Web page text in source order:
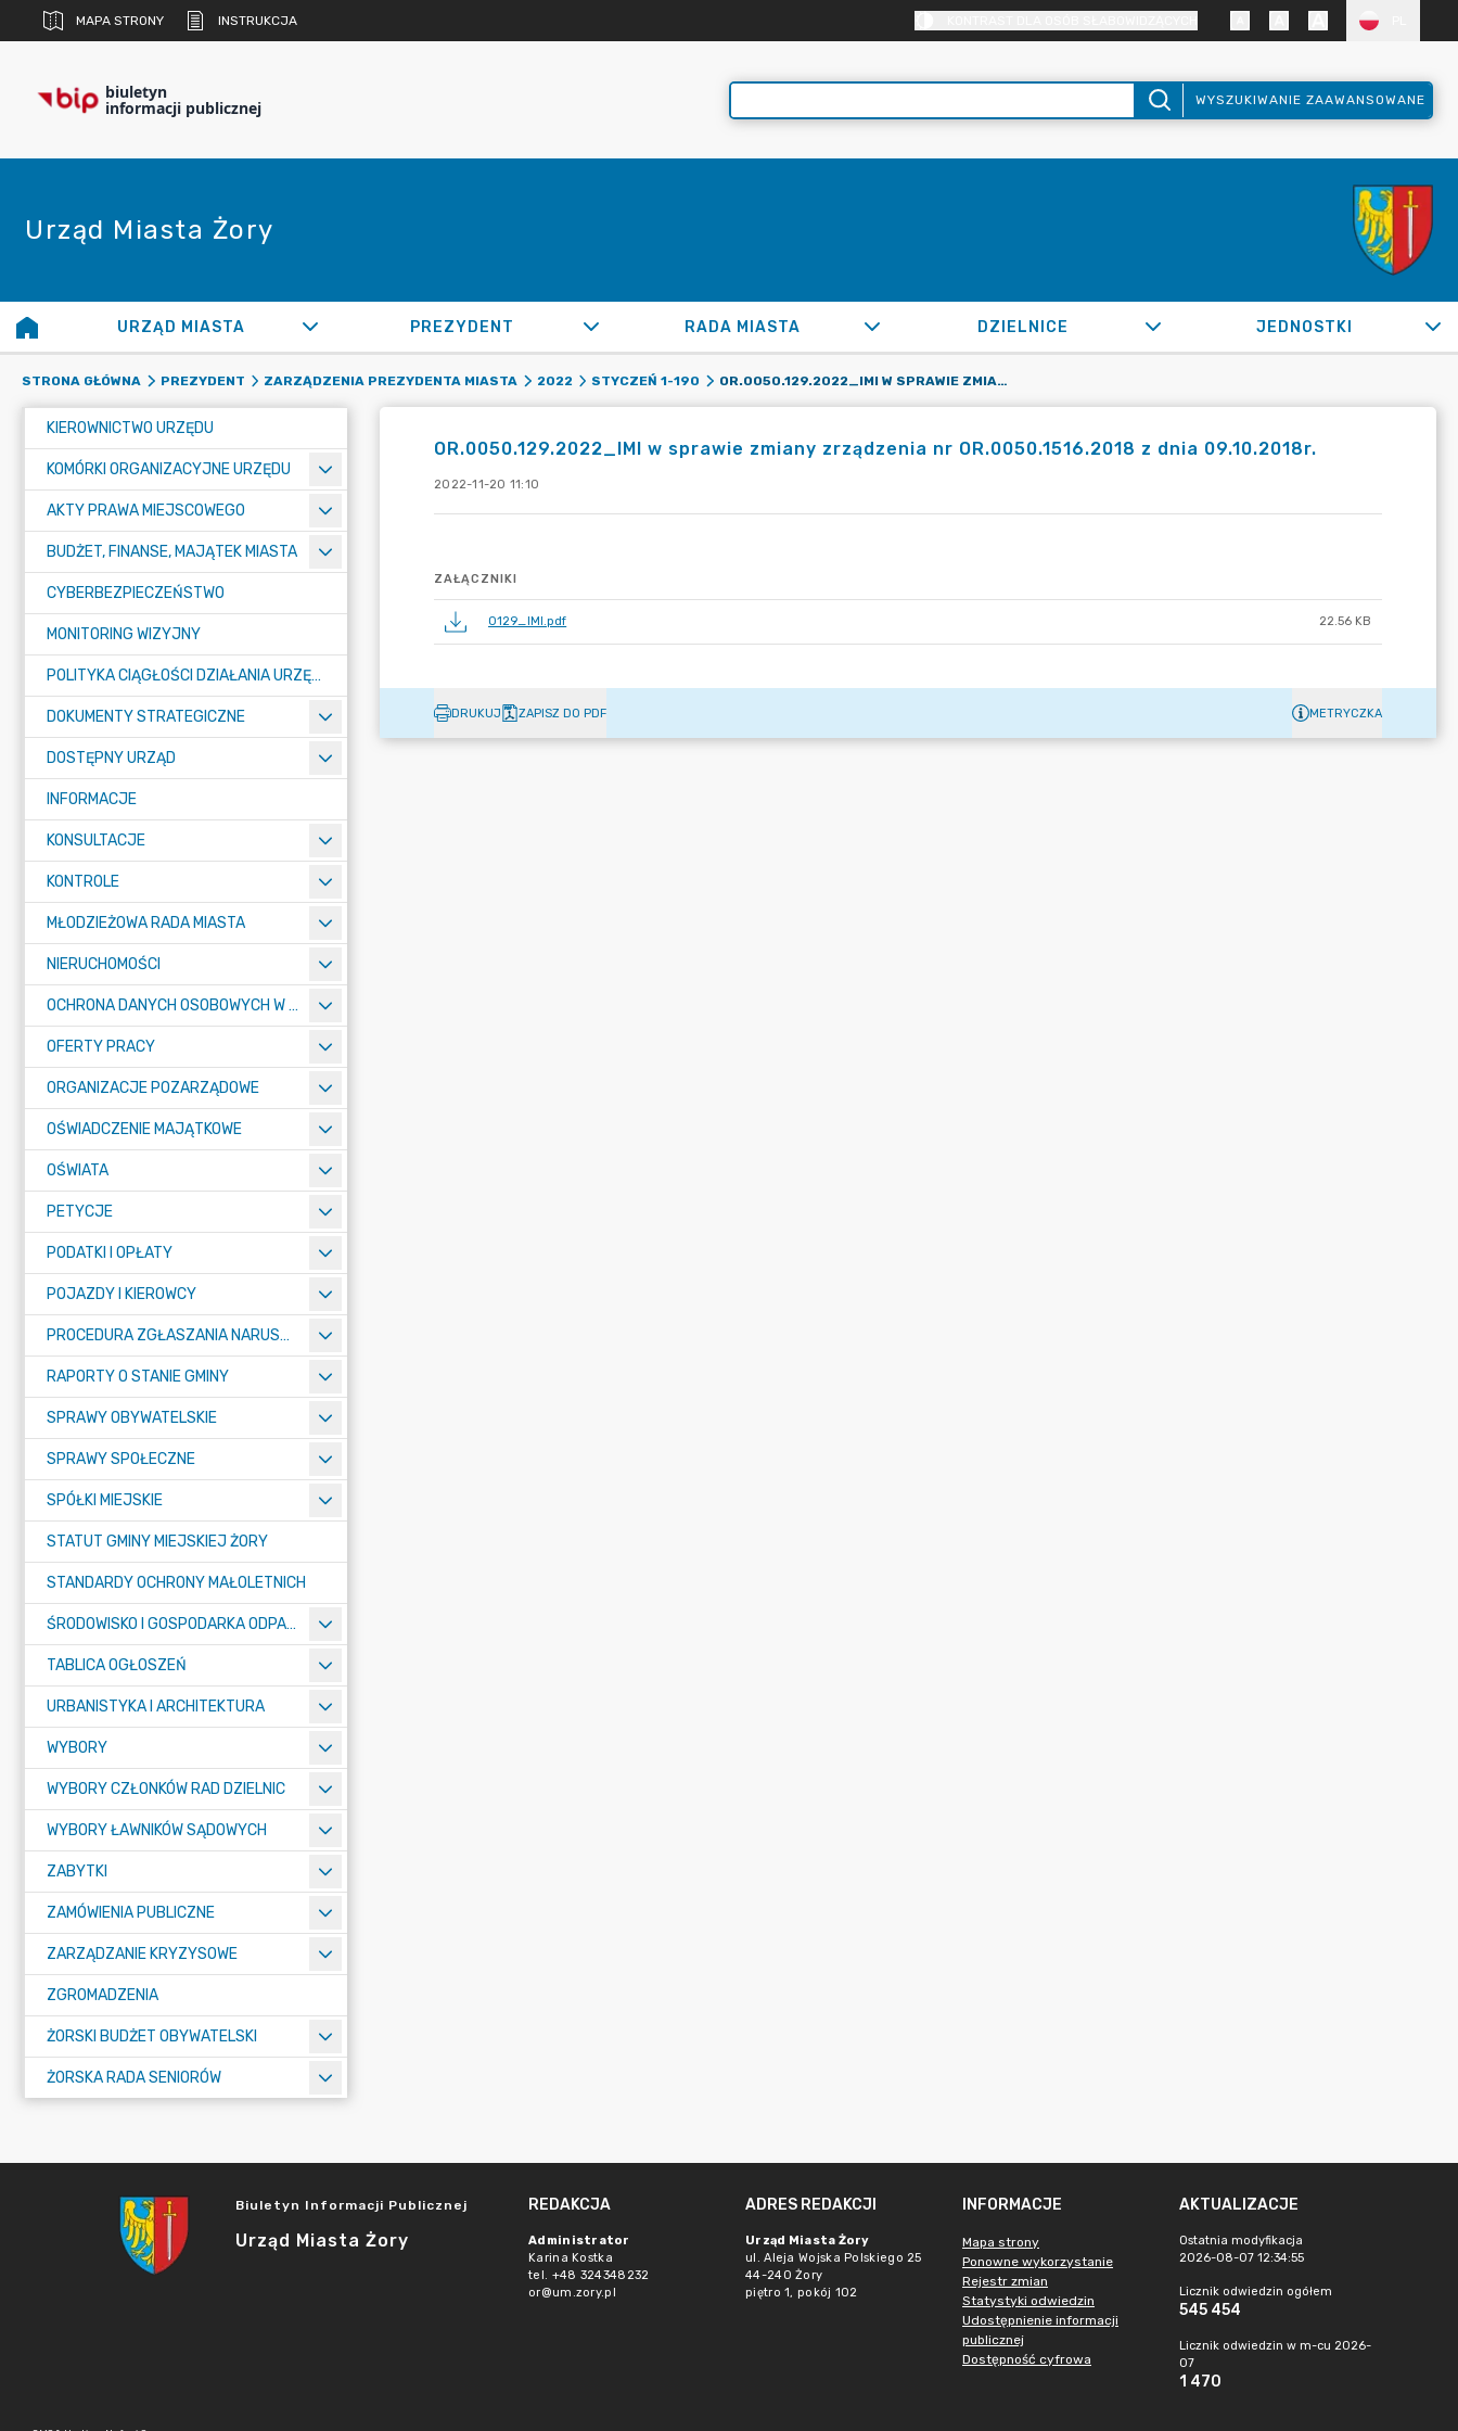
MAPA STRONY INSTRUKCJA
biuletyn
informacji publicznej WYSZUKIWANIE ZAAWANSOWANE
Urząd Miasta Żory
URZĄD MIASTA PREZYDENT RADA MIASTA DZIELNICE JEDNOSTKI
STRONA GŁÓWNA PREZYDENT ZARZĄDZENIA PREZYDENTA MIASTA 2022 STYCZEŃ 1-190 OR.0050.129.2022_IMI W SPRAWIE ZMIANY ZRZĄDZENIA NR OR.0050.1516.2018 Z DNIA 09.10.2018R.
KIEROWNICTWO URZĘDU
KOMÓRKI ORGANIZACYJNE URZĘDU
AKTY PRAWA MIEJSCOWEGO
BUDŻET, FINANSE, MAJĄTEK MIASTA
CYBERBEZPIECZEŃSTWO
MONITORING WIZYJNY
POLITYKA CIĄGŁOŚCI DZIAŁANIA URZĘDU MIASTA ŻORY
DOKUMENTY STRATEGICZNE
DOSTĘPNY URZĄD
INFORMACJE
KONSULTACJE
KONTROLE
MŁODZIEŻOWA RADA MIASTA
NIERUCHOMOŚCI
OCHRONA DANYCH OSOBOWYCH W URZĘDZIE MIASTA ŻORY - RODO
OFERTY PRACY
ORGANIZACJE POZARZĄDOWE
OŚWIADCZENIE MAJĄTKOWE
OŚWIATA
PETYCJE
PODATKI I OPŁATY
POJAZDY I KIEROWCY
PROCEDURA ZGŁASZANIA NARUSZEŃ PRAWA
RAPORTY O STANIE GMINY
SPRAWY OBYWATELSKIE
SPRAWY SPOŁECZNE
SPÓŁKI MIEJSKIE
STATUT GMINY MIEJSKIEJ ŻORY
STANDARDY OCHRONY MAŁOLETNICH
ŚRODOWISKO I GOSPODARKA ODPADAMI
TABLICA OGŁOSZEŃ
URBANISTYKA I ARCHITEKTURA
WYBORY
WYBORY CZŁONKÓW RAD DZIELNIC
WYBORY ŁAWNIKÓW SĄDOWYCH
ZABYTKI
ZAMÓWIENIA PUBLICZNE
ZARZĄDZANIE KRYZYSOWE
ZGROMADZENIA
ŻORSKI BUDŻET OBYWATELSKI
ŻORSKA RADA SENIORÓW
OR.0050.129.2022_IMI w sprawie zmiany zrządzenia nr OR.0050.1516.2018 z dnia 09.10.2018r.
2022-11-20 11:10
ZAŁĄCZNIKI
0129_IMI.pdf 22.56 KB
DRUKUJ ZAPISZ DO PDF METRYCZKA
Biuletyn Informacji Publicznej
Urząd Miasta Żory
REDAKCJA
Administrator
Karina Kostka
tel. +48 324348232
or@um.zory.pl
ADRES REDAKCJI
Urząd Miasta Żory
ul. Aleja Wojska Polskiego 25
44-240 Żory
piętro 1, pokój 102
INFORMACJE
Mapa strony
Ponowne wykorzystanie
Rejestr zmian
Statystyki odwiedzin
Udostępnienie informacji
publicznej
Dostępność cyfrowa
AKTUALIZACJE
Ostatnia modyfikacja
2026-08-07 12:34:55
Licznik odwiedzin ogółem
545 454
Licznik odwiedzin w m-cu 2026-
07
1 470